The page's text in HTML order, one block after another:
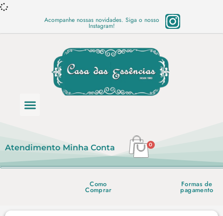
Acompanhe nossas novidades. Siga o nosso
Instagram!
Atendimento Minha Conta 0
Como
Comprar
Formas de
pagamento